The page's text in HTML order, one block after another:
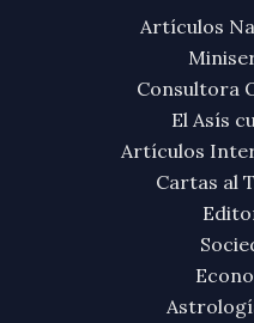
Artículos
Consultora
El Asís
Artículos
Cartas al